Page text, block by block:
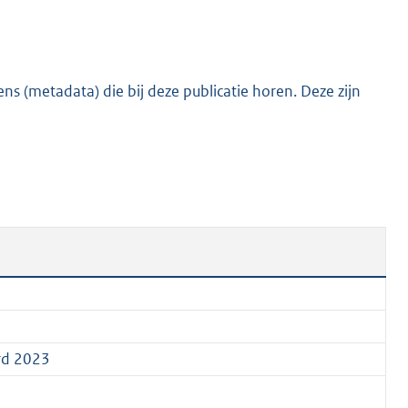
K
(metadata) die bij deze publicatie horen. Deze zijn
2023